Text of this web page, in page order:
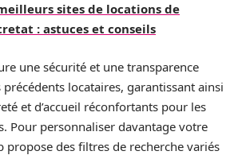
sites de locations de
: astuces et conseils
une sécurité et une transparence
précédents locataires, garantissant ainsi
et d’accueil réconfortants pour les
Pour personnaliser davantage votre
propose des filtres de recherche variés